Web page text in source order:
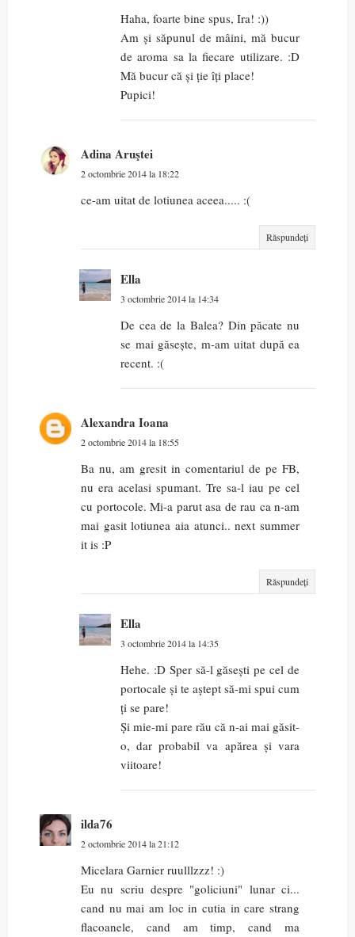
Haha, foarte bine spus, Ira! :))
Am și săpunul de mâini, mă bucur
de aroma sa la fiecare utilizare. :D
Mă bucur că și ție îți place!
Pupici!
Adina Aruştei
2 octombrie 2014 la 18:22
ce-am uitat de lotiunea aceea..... :(
Răspundeți
Ella
3 octombrie 2014 la 14:34
De cea de la Balea? Din păcate nu
se mai găsește, m-am uitat după ea
recent. :(
Alexandra Ioana
2 octombrie 2014 la 18:55
Ba nu, am gresit in comentariul de pe FB,
nu era acelasi spumant. Tre sa-l iau pe cel
cu portocole. Mi-a parut asa de rau ca n-am
mai gasit lotiunea aia atunci.. next summer
it is :P
Răspundeți
Ella
3 octombrie 2014 la 14:35
Hehe. :D Sper să-l găsești pe cel de
portocale și te aștept să-mi spui cum
ți se pare!
Și mie-mi pare rău că n-ai mai găsit-
o, dar probabil va apărea și vara
viitoare!
ilda76
2 octombrie 2014 la 21:12
Micelara Garnier ruulllzzz! :)
Eu nu scriu despre "goliciuni" lunar ci...
cand nu mai am loc in cutia in care strang
flacoanele, cand am timp, cand ma